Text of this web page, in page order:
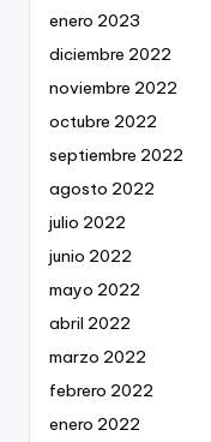
enero 2023
diciembre 2022
noviembre 2022
octubre 2022
septiembre 2022
agosto 2022
julio 2022
junio 2022
mayo 2022
abril 2022
marzo 2022
febrero 2022
enero 2022